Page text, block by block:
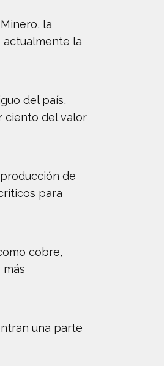
la
la
del país,
ciento del valor
de
para
cobre,
una parte